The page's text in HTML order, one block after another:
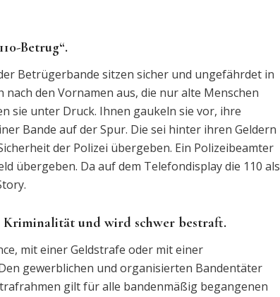
Betrug“.
Betrügerbande sitzen sicher und ungefährdet in
den Vornamen aus, die nur alte Menschen
sie unter Druck. Ihnen gaukeln sie vor, ihre
Bande auf der Spur. Die sei hinter ihren Geldern
der Polizei übergeben. Ein Polizeibeamter
übergeben. Da auf dem Telefondisplay die 110 als
Kriminalität und wird schwer bestraft.
mit einer Geldstrafe oder mit einer
gewerblichen und organisierten Bandentäter
gilt für alle bandenmäßig begangenen